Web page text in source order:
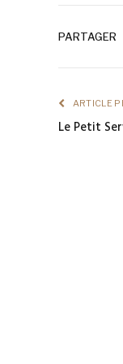
PARTAGER
ARTICLE
Le Petit